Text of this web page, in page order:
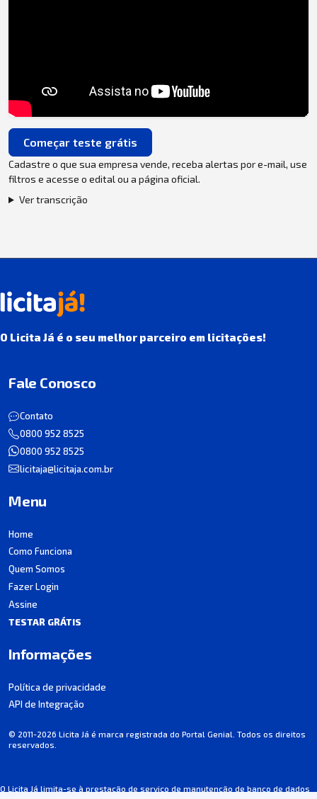
Começar teste grátis
Cadastre o que sua empresa vende, receba alertas por e-mail, use
filtros e acesse o edital ou a página oficial.
Ver transcrição
O Licita Já é o seu melhor parceiro em licitações!
O Licita Já limita-se à prestação de serviço de manutenção de banco de dados
Fale Conosco
Contato
0800 952 8525
0800 952 8525
licitaja@licitaja.com.br
Menu
Home
Como Funciona
Quem Somos
Fazer Login
Assine
TESTAR GRÁTIS
Informações
Política de privacidade
API de Integração
© 2011-2026 Licita Já é marca registrada do Portal Genial. Todos os direitos
reservados.